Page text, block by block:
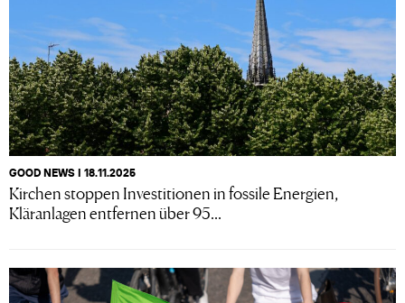
GOOD NEWS I 18.11.2025
Kirchen stoppen Investitionen in fossile Energien,
Kläranlagen entfernen über 95...